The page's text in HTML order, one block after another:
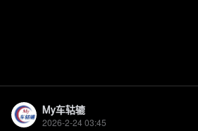
My车轱辘
2026-2-24 03:45